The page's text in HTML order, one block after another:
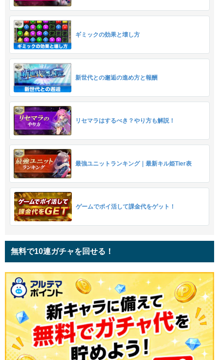
ギミックの効果と壊し方
新世代との邂逅の進め方と報酬
リセマラはするべき？やり方も解説！
最強ユニットランキング｜最新キル姫Tier表
ゲームでポイ活して課金代をゲット！
無料で10連ガチャを回せる！